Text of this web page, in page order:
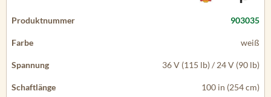
903035
weiß
36 V (115 lb) / 24 V (90 lb)
100 in (254 cm)